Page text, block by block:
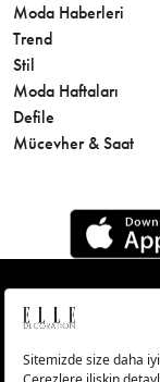
Moda Haberleri
Trend
Stil
Moda Haftaları
Defile
Mücevher & Saat